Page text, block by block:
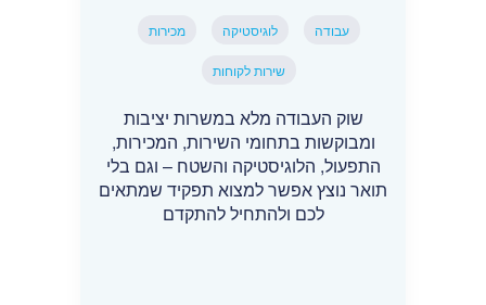
עבודה לוגיסטיקה מכירות
שירות לקוחות
שוק העבודה מלא במשרות יציבות
ומבוקשות בתחומי השירות, המכירות,
התפעול, הלוגיסטיקה והשטח – וגם בלי
תואר נוצץ אפשר למצוא תפקיד שמתאים
לכם ולהתחיל להתקדם